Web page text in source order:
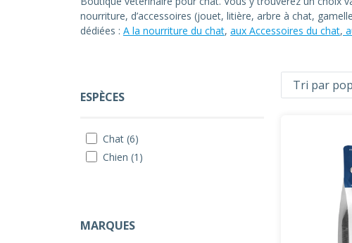
nourriture, d’accessoires (jouet, litière, arbre à chat,
dédiées : A la nourriture du chat, aux Accessoires du chat,
ESPÈCES
Chat (6)
Chien (1)
MARQUES